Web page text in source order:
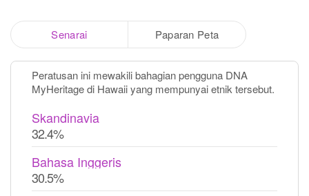
Senarai Paparan Peta
Peratusan ini mewakili bahagian pengguna DNA
MyHeritage di Hawaii yang mempunyai etnik tersebut.
Skandinavia
32.4%
Bahasa Inggeris
30.5%